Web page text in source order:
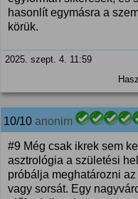
hasonlít egymásra a
körük.
2025. szept. 4. 11:59
10/10 anonim
#9 Még csak ikrek sem
asztrológia a születési
próbálja meghatározni
vagy sorsát. Egy